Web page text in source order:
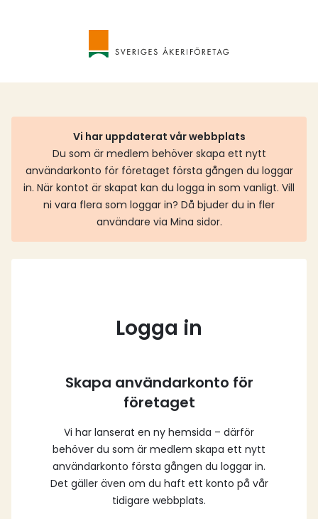
Vi har uppdaterat vår webbplats
Du som är medlem behöver skapa ett nytt
användarkonto för företaget första gången du loggar
in. När kontot är skapat kan du logga in som vanligt. Vill
ni vara flera som loggar in? Då bjuder du in fler
användare via Mina sidor.
Logga in
Skapa användarkonto för
företaget
Vi har lanserat en ny hemsida – därför
behöver du som är medlem skapa ett nytt
användarkonto första gången du loggar in.
Det gäller även om du haft ett konto på vår
tidigare webbplats.